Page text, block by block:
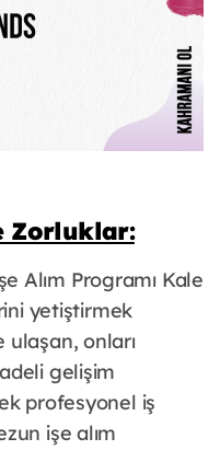
Zorluklar:
Alım Programı Kale
yetiştirmek
onları
gelişim
profesyonel iş
işe alım